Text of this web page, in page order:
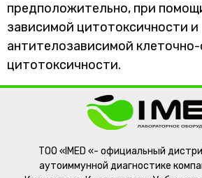
предположительно, при
зависимой цитотоксичности и
антителозависимой
цитотоксичности.
ТОО «IMED «- официальный
аутоиммунной диагностике